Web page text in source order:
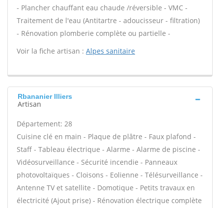
- Plancher chauffant eau chaude /réversible - VMC -
Traitement de l'eau (Antitartre - adoucisseur - filtration)
- Rénovation plomberie complète ou partielle -
Voir la fiche artisan : Alpes sanitaire
Rbananier Illiers
Artisan
Département: 28
Cuisine clé en main - Plaque de plâtre - Faux plafond -
Staff - Tableau électrique - Alarme - Alarme de piscine -
Vidéosurveillance - Sécurité incendie - Panneaux
photovoltaïques - Cloisons - Eolienne - Télésurveillance -
Antenne TV et satellite - Domotique - Petits travaux en
électricité (Ajout prise) - Rénovation électrique complète